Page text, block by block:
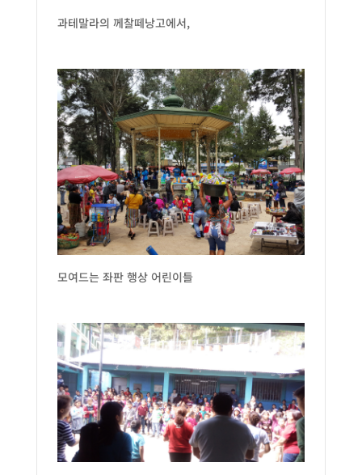
과테말라의 께찰떼낭고에서,
모여드는 좌판 행상 어린이들